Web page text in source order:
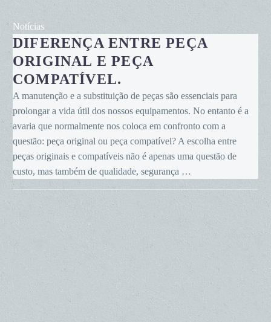
Diferença
entre
peça
e
peça
compatível.
Notícias
DIFERENÇA ENTRE PEÇA
ORIGINAL E PEÇA
COMPATÍVEL.
A manutenção e a substituição de peças são essenciais para
prolongar a vida útil dos nossos equipamentos. No entanto é a
avaria que normalmente nos coloca em confronto com a
questão: peça original ou peça compatível? A escolha entre
peças originais e compatíveis não é apenas uma questão de
custo, mas também de qualidade, segurança …